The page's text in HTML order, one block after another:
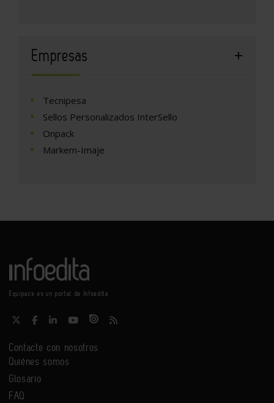
Empresas
Tecnipesa
Sellos Personalizados InterSello
Onpack
Markem-Imaje
Equipack es un portal de Infoedita
Contacte con nosotros
Quiénes somos
Glosario
FAQ